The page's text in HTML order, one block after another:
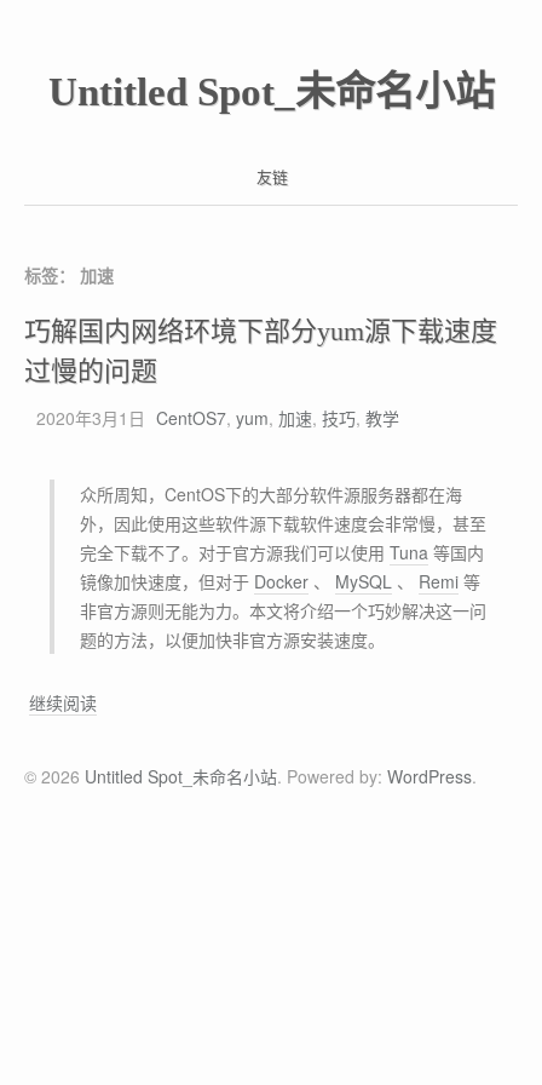
Untitled Spot_未命名小站
友链
标签： 加速
巧解国内网络环境下部分yum源下载速度
过慢的问题
2020年3月1日 CentOS7, yum, 加速, 技巧, 教学
众所周知，CentOS下的大部分软件源服务器都在海
外，因此使用这些软件源下载软件速度会非常慢，甚至
完全下载不了。对于官方源我们可以使用 Tuna 等国内
镜像加快速度，但对于 Docker 、 MySQL 、 Remi 等
非官方源则无能为力。本文将介绍一个巧妙解决这一问
题的方法，以便加快非官方源安装速度。
继续阅读巧
内
© 2026 Untitled Spot_未命名小站. Powered by: WordPress.